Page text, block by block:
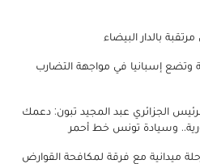
بالدار البيضاء
وتضع إسبانيا في مواجهة التضارب
الجزائري عبد المجيد تبون: دعمك
وسيادة تونس خط أحمر
ميدانية مع فرقة لمكافحة القوارض